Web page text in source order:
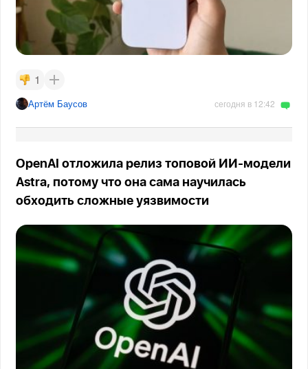
1
Артём Баусов сегодня в 12:42
OpenAI отложила релиз топовой ИИ-модели
Astra, потому что она сама научилась
обходить сложные уязвимости